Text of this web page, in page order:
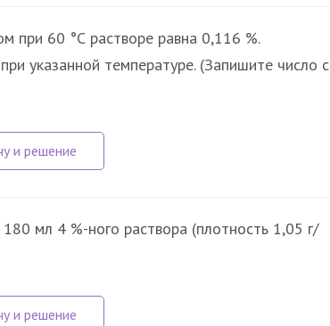
при 60 °С растворе равна 0,116 %.
указанной температуре. (Запишите число с
мл 4 %-ного раствора (плотность 1,05 г/